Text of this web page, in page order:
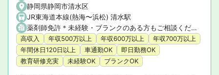
静岡県静岡市清水区
JR東海道本線(熱海〜浜松) 清水駅
薬剤師免許＊未経験・ブランクのある方もご相談ください
高収入 年収500万以上 年収600万以上
年収700万以上
年間休日120日以上
車通勤OK
即日勤務OK
教育研修充実
未経験OK ブランクOK